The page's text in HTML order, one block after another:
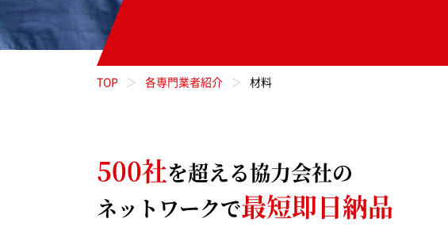
TOP 各専門業者紹介 材料
500社を超える協力会社の
ネットワークで最短即日納品